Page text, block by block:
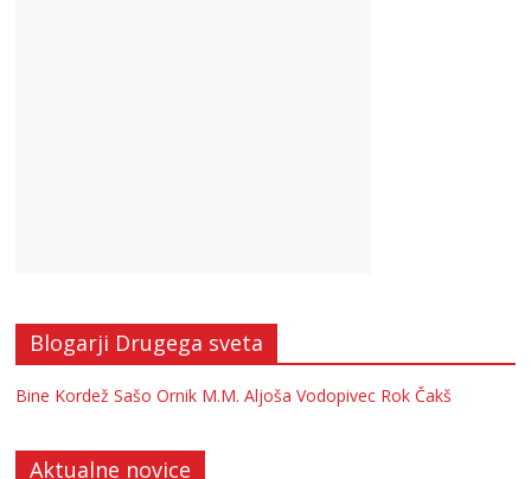
Blogarji Drugega sveta
Bine Kordež Sašo Ornik M.M. Aljoša Vodopivec Rok Čakš
Aktualne novice